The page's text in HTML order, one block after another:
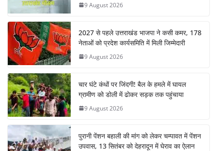
9 August 2026
2027 से पहले उत्तराखंड भाजपा ने कसी कमर, 178
नेताओं को प्रदेश कार्यसमिति में मिली जिम्मेदारी
9 August 2026
चार घंटे कंधों पर जिंदगी! बैल के हमले में घायल
ग्रामीण को डोली में ढोकर सड़क तक पहुंचाया
9 August 2026
पुरानी पेंशन बहाली की मांग को लेकर चम्पावत में पेंशन
उपवास, 13 सितंबर को देहरादून में घेराव का ऐलान